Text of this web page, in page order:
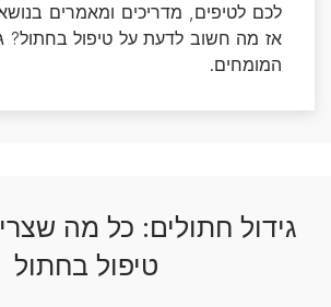
לכם לטיפים, מדריכים ומאמרים
אז מה חשוב לדעת על טיפול בחתול?
המומחים.
גידול חתולים: כל מה
טיפול בחתול